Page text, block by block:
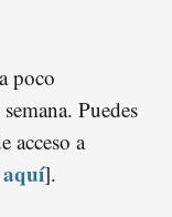
poco
Puedes
acceso a
].